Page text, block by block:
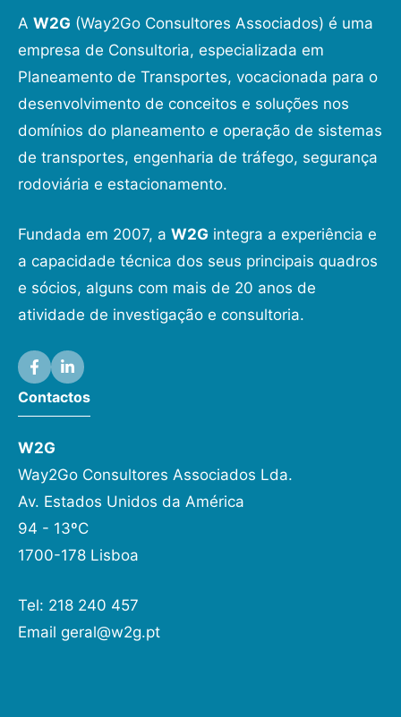
A W2G (Way2Go Consultores Associados) é uma
empresa de Consultoria, especializada em
Planeamento de Transportes, vocacionada para o
desenvolvimento de conceitos e soluções nos
domínios do planeamento e operação de sistemas
de transportes, engenharia de tráfego, segurança
rodoviária e estacionamento.
Fundada em 2007, a W2G integra a experiência e
a capacidade técnica dos seus principais quadros
e sócios, alguns com mais de 20 anos de
atividade de investigação e consultoria.
Contactos
W2G
Way2Go Consultores Associados Lda.
Av. Estados Unidos da América
94 - 13ºC
1700-178 Lisboa
Tel: 218 240 457
Email geral@w2g.pt